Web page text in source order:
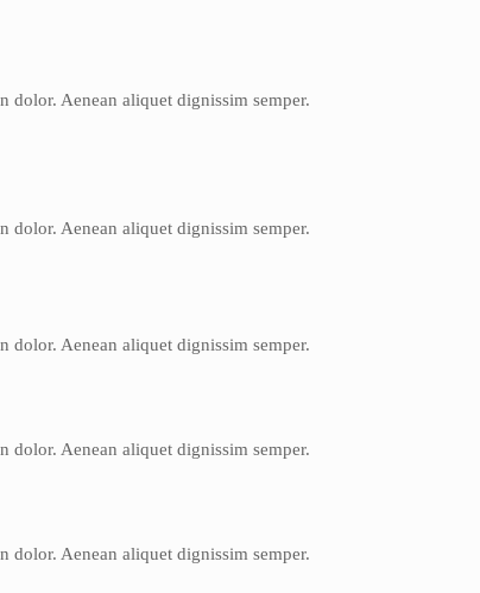
dolor. Aenean aliquet dignissim semper.
dolor. Aenean aliquet dignissim semper.
dolor. Aenean aliquet dignissim semper.
dolor. Aenean aliquet dignissim semper.
dolor. Aenean aliquet dignissim semper.